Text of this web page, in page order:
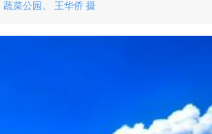
蔬菜公园。 王华侨 摄